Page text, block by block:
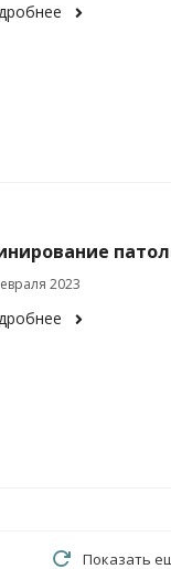
2023
Показать